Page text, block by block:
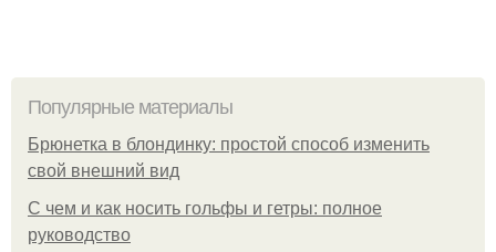
Популярные материалы
Брюнетка в блондинку: простой способ изменить
свой внешний вид
С чем и как носить гольфы и гетры: полное
руководство